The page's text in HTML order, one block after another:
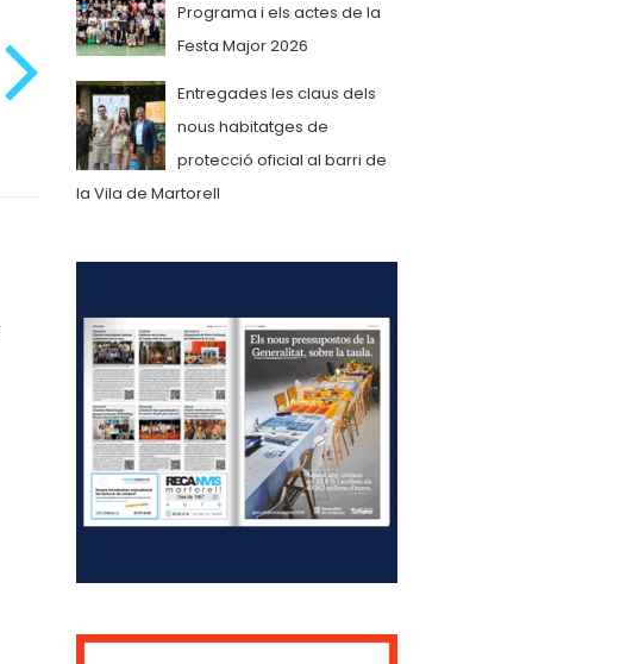
Programa i els actes de la
Festa Major 2026
Entregades les claus dels
nous habitatges de
protecció oficial al barri de
la Vila de Martorell